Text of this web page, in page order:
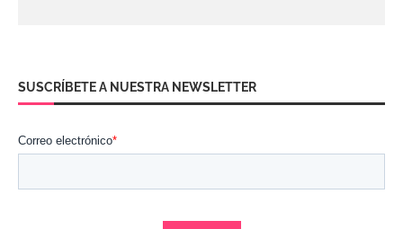
SUSCRÍBETE A NUESTRA NEWSLETTER